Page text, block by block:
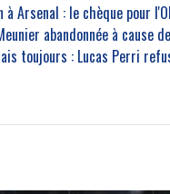
à Arsenal : le chèque pour
abandonnée à cause
toujours : Lucas Perri